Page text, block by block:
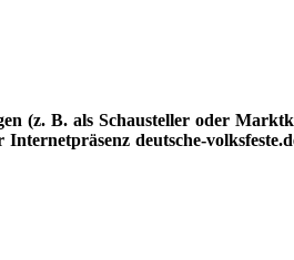
(z. B. als Schausteller oder
deutsche-